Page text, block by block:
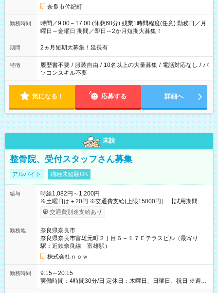
奈良市佐紀町
勤務時間
時間／9:00～17:00 (休憩60分) 残業1時間程度(任意) 勤務日／月
曜日～金曜日 期間／即日～2か月短期大募集！
期間 2ヵ月短期大募集！延長有
特徴 履歴書不要 / 服装自由 / 10名以上の大量募集 / 電話対応なし / パ
ソコンスキル不要
気になる！ 応募する 詳細へ
未読
整骨院、受付スタッフさん募集
アルバイト 職種未経験OK
給与
時給1,082円～1,200円
※土曜日は＋20円 ※交通費支給(上限15000円） 【試用期間】試
用期間なし
交通費別途支給あり
勤務地
奈良県奈良市
奈良県奈良市富雄元町２丁目６－１７Ｅテラスビル（最寄り
駅：近鉄奈良線 富雄駅）
株式会社ｎｏｗ
勤務時間
9:15～20:15
実働時間：4時間30分/日 定休日：木曜日、日曜日、祝日 ※週2
日以上ご勤務いただける方、大歓迎です ※勤務時間： 平日 午